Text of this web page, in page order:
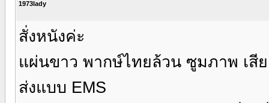
1973lady
สั่งหนังค่ะ
แผ่นขาว พากษ์ไทยล้วน ซูมภาพ เสี
ส่งแบบ EMS